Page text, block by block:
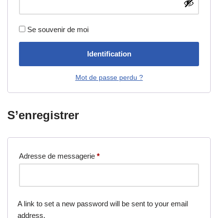
Se souvenir de moi
Identification
Mot de passe perdu ?
S’enregistrer
Adresse de messagerie *
A link to set a new password will be sent to your email
address.